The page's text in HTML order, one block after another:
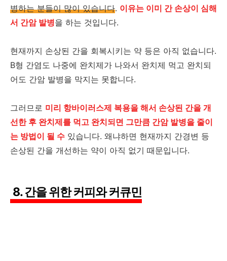
병하는 분들이 많이 있습니다. 이유는 이미 간 손상이 심해
서 간암 발병을 하는 것입니다.
현재까지 손상된 간을 회복시키는 약 등은 아직 없습니다.
B형 간염도 나중에 완치제가 나와서 완치제 먹고 완치되
어도 간암 발병을 막지는 못합니다.
그러므로 미리 항바이러스제 복용을 해서 손상된 간을 개
선한 후 완치제를 먹고 완치되면 그만큼 간암 발병을 줄이
는 방법이 될 수 있습니다. 왜냐하면 현재까지 간경변 등
손상된 간을 개선하는 약이 아직 없기 때문입니다.
8. 간을 위한 커피와 커큐민